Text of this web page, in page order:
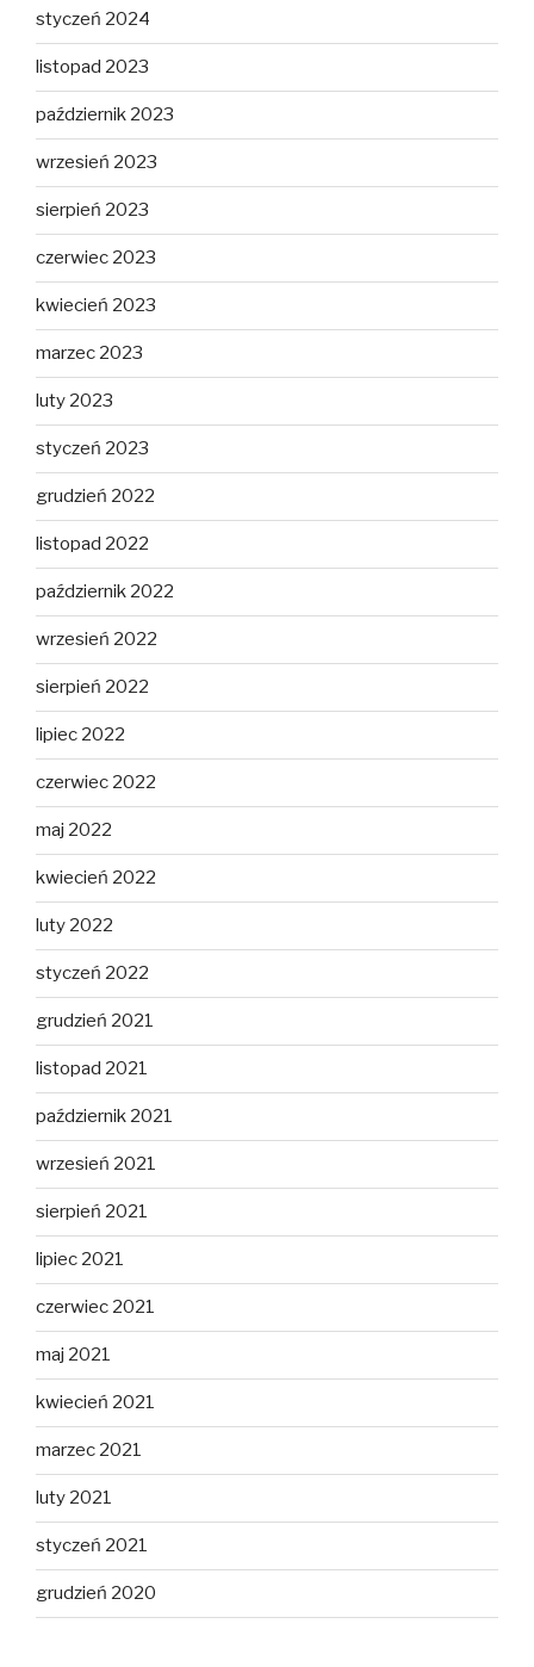
styczeń 2024
listopad 2023
październik 2023
wrzesień 2023
sierpień 2023
czerwiec 2023
kwiecień 2023
marzec 2023
luty 2023
styczeń 2023
grudzień 2022
listopad 2022
październik 2022
wrzesień 2022
sierpień 2022
lipiec 2022
czerwiec 2022
maj 2022
kwiecień 2022
luty 2022
styczeń 2022
grudzień 2021
listopad 2021
październik 2021
wrzesień 2021
sierpień 2021
lipiec 2021
czerwiec 2021
maj 2021
kwiecień 2021
marzec 2021
luty 2021
styczeń 2021
grudzień 2020